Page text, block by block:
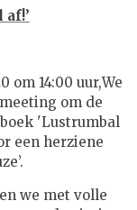
om 14:00 uur,We
om de
'Lustrumbal
een herziene
we met volle